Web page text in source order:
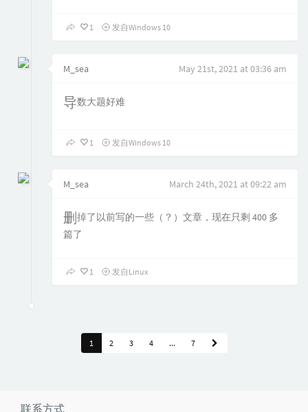
1 发自Windows 10
M_sea May 21st, 2021 at 03:36 am
导数大题好难
1 发自Windows 10
M_sea March 24th, 2021 at 09:22 am
删掉了以前写的一些（？）文章，现在只剩 400 多
篇了
1 发自Linux
1 2 3 4 ... 7
联系方式